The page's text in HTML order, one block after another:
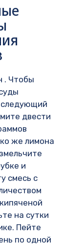
. Чтобы
двести
же лимона
и
смесь с
на сутки
Пейте
по одной